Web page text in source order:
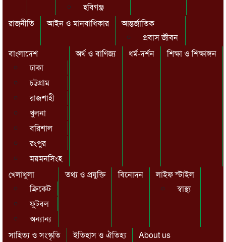
হবিগঞ্জ
রাজনীতি আইন ও মানবাধিকার
আন্তর্জাতিক
প্রবাস জীবন
বাংলাদেশ
ঢাকা
চট্টগ্রাম
রাজশাহী
খুলনা
বরিশাল
রংপুর
ময়মনসিংহ
অর্থ ও বাণিজ্য ধর্ম-দর্শন শিক্ষা ও শিক্ষাঙ্গন
খেলাধুলা
ক্রিকেট
ফুটবল
অন্যান্য
তথ্য ও প্রযুক্তি বিনোদন
লাইফ স্টাইল
স্বাস্থ্য
সাহিত্য ও সংস্কৃতি ইতিহাস ও ঐতিহ্য
About us